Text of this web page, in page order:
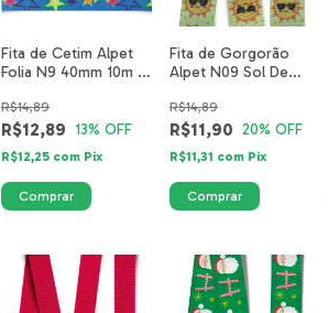
Fita de Cetim Alpet
Folia N9 40mm 10m -
R$12,89
R$14,89
13% OFF
R$12,25 com Pix
Fita de Gorgorão
Alpet N09 Sol De
R$11,90
R$14,89
20% OFF
R$11,31 com Pix